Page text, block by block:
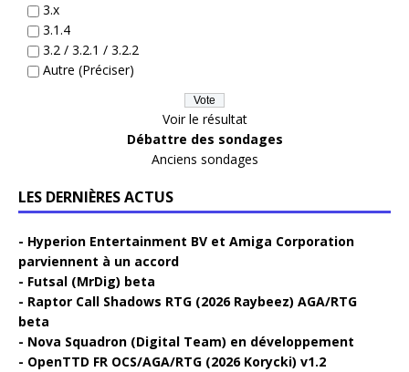
3.x
3.1.4
3.2 / 3.2.1 / 3.2.2
Autre (Préciser)
Voir le résultat
Débattre des sondages
Anciens sondages
LES DERNIÈRES ACTUS
Hyperion Entertainment BV et Amiga Corporation
parviennent à un accord
Futsal (MrDig) beta
Raptor Call Shadows RTG (2026 Raybeez) AGA/RTG
beta
Nova Squadron (Digital Team) en développement
OpenTTD FR OCS/AGA/RTG (2026 Korycki) v1.2